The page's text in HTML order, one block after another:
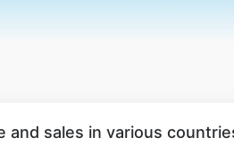
and sales in various